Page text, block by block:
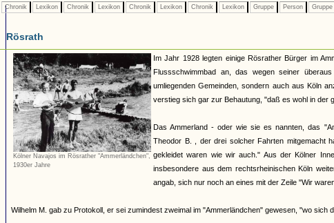
Chronik Lexikon Chronik Lexikon Chronik Lexikon Chronik Lexikon Gruppe Person Gruppe
Rösrath
Kölner Navajos im Rösrather "Ammerländchen",
1930er Jahre
Im Jahr 1928 legten einige Rösrather Bürger im
Flussschwimmbad an, das wegen seiner
umliegenden Gemeinden, sondern auch aus Köln
verstieg sich gar zur Behautung, "daß es wohl in der
Das Ammerland - oder wie sie es nannten, das
Theodor B. , der drei solcher Fahrten mitgemacht
gekleidet waren wie wir auch." Aus der Kölner
insbesondere aus dem rechtsrheinischen Köln
angab, sich nur noch an eines mit der Zeile "Wir
Wilhelm M. gab zu Protokoll, er sei zumindest zweimal im "Ammerländchen" gewesen, "wo sich